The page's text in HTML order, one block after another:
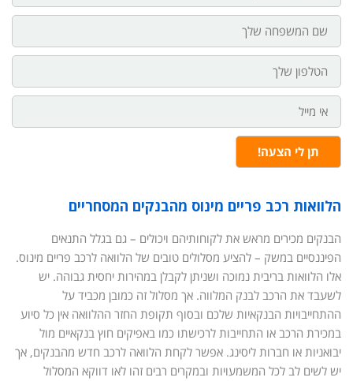
שם
משפחה
הטלפון
שלך
אי
מייל
תן לי הצעה!
הלוואות רכב פריים מינוס מהבנקים המסחריים
הבנקים מכירים מראש את לקוחותיהם ויכולים – גם בגלל התנאים
הפיננסיים במשק – להציע מסלולים טובים של הלוואה לרכב פריים מינוס.
אלו הלוואות בריבית נמוכה ושניתן לקבלן במהירות יחסית גבוהה. יש
לשעבד את הרכב לבנק המלווה. אך מסלול זה כמובן מכביד על
ההתחייבויות הבנקאיות שלכם ובסוף תקופת החזר ההלוואה אין כל סיוע
במכירת הרכב או התחייבות לרכישתו כמו באפיקים חוץ בנקאיים מול
יבואניות או חברות ליסינג. אפשר לקחת הלוואה לרכב חדש מהבנקים, אך
יש לשים לב לכל המשמעויות ובמקרים רבים זהו לאו דווקא המסלול